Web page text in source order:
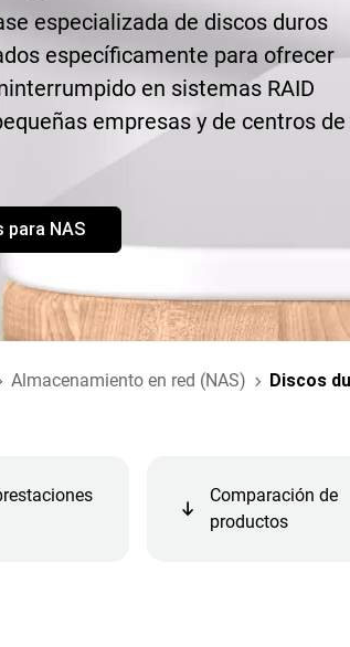
especializada de discos duros
específicamente para ofrecer
en sistemas RAID
empresas y de centros de
para NAS
Almacenamiento en red (NAS) Discos
Comparación de
productos